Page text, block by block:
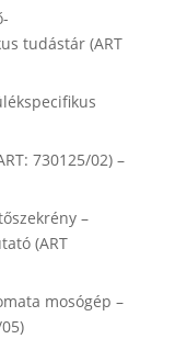
tudástár (ART
730125/02) –
–
(ART
mosógép –